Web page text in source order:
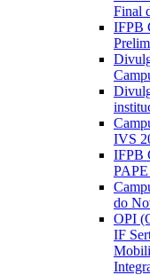
Final
IFPB
IVS
IFPB
PAPE
do
OPI
IF